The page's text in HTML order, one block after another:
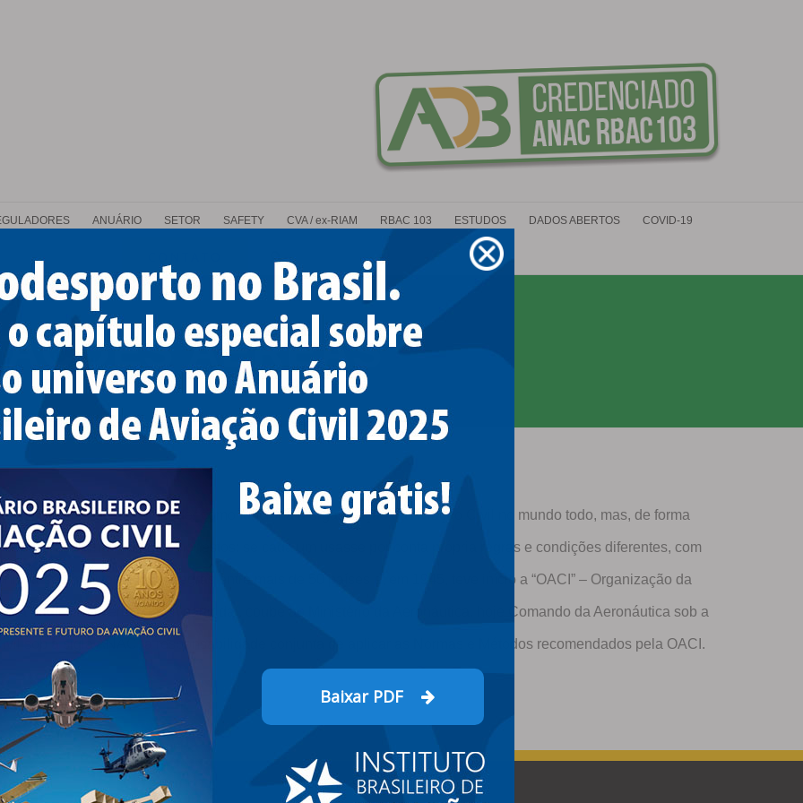
ANUÁRIO SETOR SAFETY CVA / ex-RIAM RBAC 103 ESTUDOS DADOS ABERTOS COVID-19
AÉREAS
o primeiro passo e entender como funciona a organização da Aviação Civil no mundo todo, mas, de forma
Afinal, sejamos honestos: se cada um usasse por conta própria regras e condições diferentes, com
se em nível mundial regras entre mais de 50 países e, em 1945, teve início a “OACI” – Organização da
a participar já em 1946. A partir daí, coube ao Ministério da Aeronáutica, hoje Comando da Aeronáutica sob a
sob a sigla ANAC, a responsabilidade conjunta de aplicar as Normas e Métodos recomendados pela OACI.
Baixar PDF